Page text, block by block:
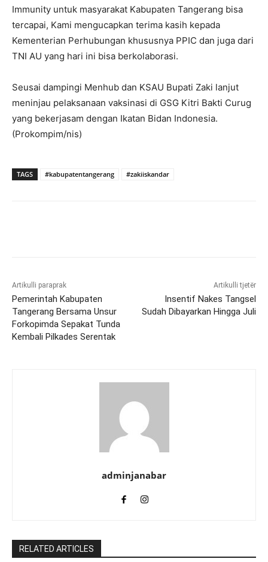
Immunity untuk masyarakat Kabupaten Tangerang bisa
tercapai, Kami mengucapkan terima kasih kepada
Kementerian Perhubungan khususnya PPIC dan juga dari
TNI AU yang hari ini bisa berkolaborasi.
Seusai dampingi Menhub dan KSAU Bupati Zaki lanjut
meninjau pelaksanaan vaksinasi di GSG Kitri Bakti Curug
yang bekerjasam dengan Ikatan Bidan Indonesia.
(Prokompim/nis)
TAGS #kabupatentangerang #zakiiskandar
Artikulli paraprak
Pemerintah Kabupaten
Tangerang Bersama Unsur
Forkopimda Sepakat Tunda
Kembali Pilkades Serentak
Artikulli tjetër
Insentif Nakes Tangsel
Sudah Dibayarkan Hingga Juli
adminjanabar
RELATED ARTICLES